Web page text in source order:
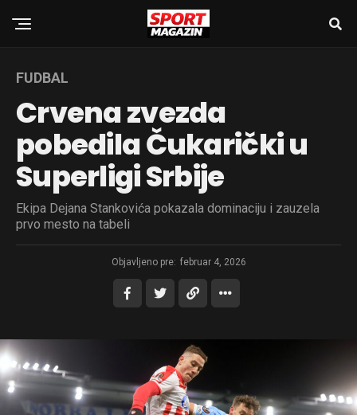
FUDBAL
Crvena zvezda
pobedila Čukarički u
Superligi Srbije
Ekipa Dejana Stankovića pokazala dominaciju i zauzela
prvo mesto na tabeli
Objavljeno pre: februar 4, 2026